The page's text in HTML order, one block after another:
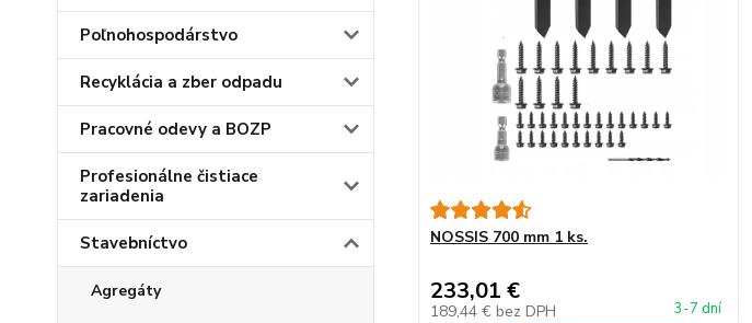
Poľnohospodárstvo
Recyklácia a zber odpadu
Pracovné odevy a BOZP
Profesionálne čistiace
zariadenia
Stavebníctvo
Agregáty
NOSSIS 700 mm 1 ks.
233,01 €
189,44 € bez DPH 3-7 dní